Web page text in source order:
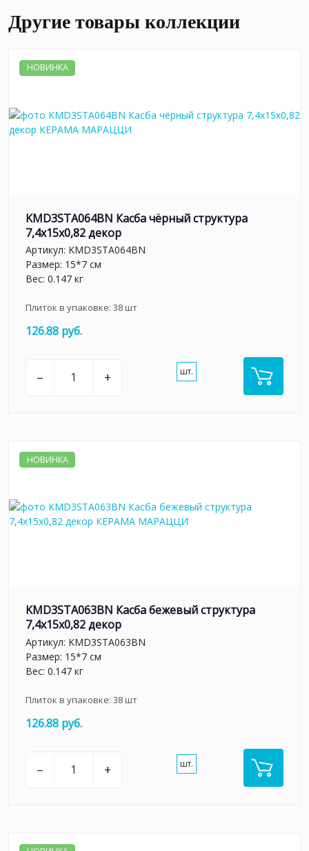
Другие товары коллекции
НОВИНКА
KMD3STA064BN Касба чёрный структура
7,4x15x0,82 декор
Артикул: KMD3STA064BN
Размер: 15*7 см
Вес: 0.147 кг
Плиток в упаковке: 38шт
126.88 руб.
– + шт.
НОВИНКА
KMD3STA063BN Касба бежевый структура
7,4x15x0,82 декор
Артикул: KMD3STA063BN
Размер: 15*7 см
Вес: 0.147 кг
Плиток в упаковке: 38шт
126.88 руб.
– + шт.